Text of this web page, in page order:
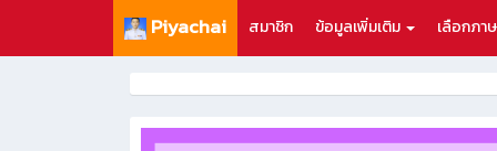
Piyachai สมาชิก ข้อมูลเพิ่มเติม เลือกภา